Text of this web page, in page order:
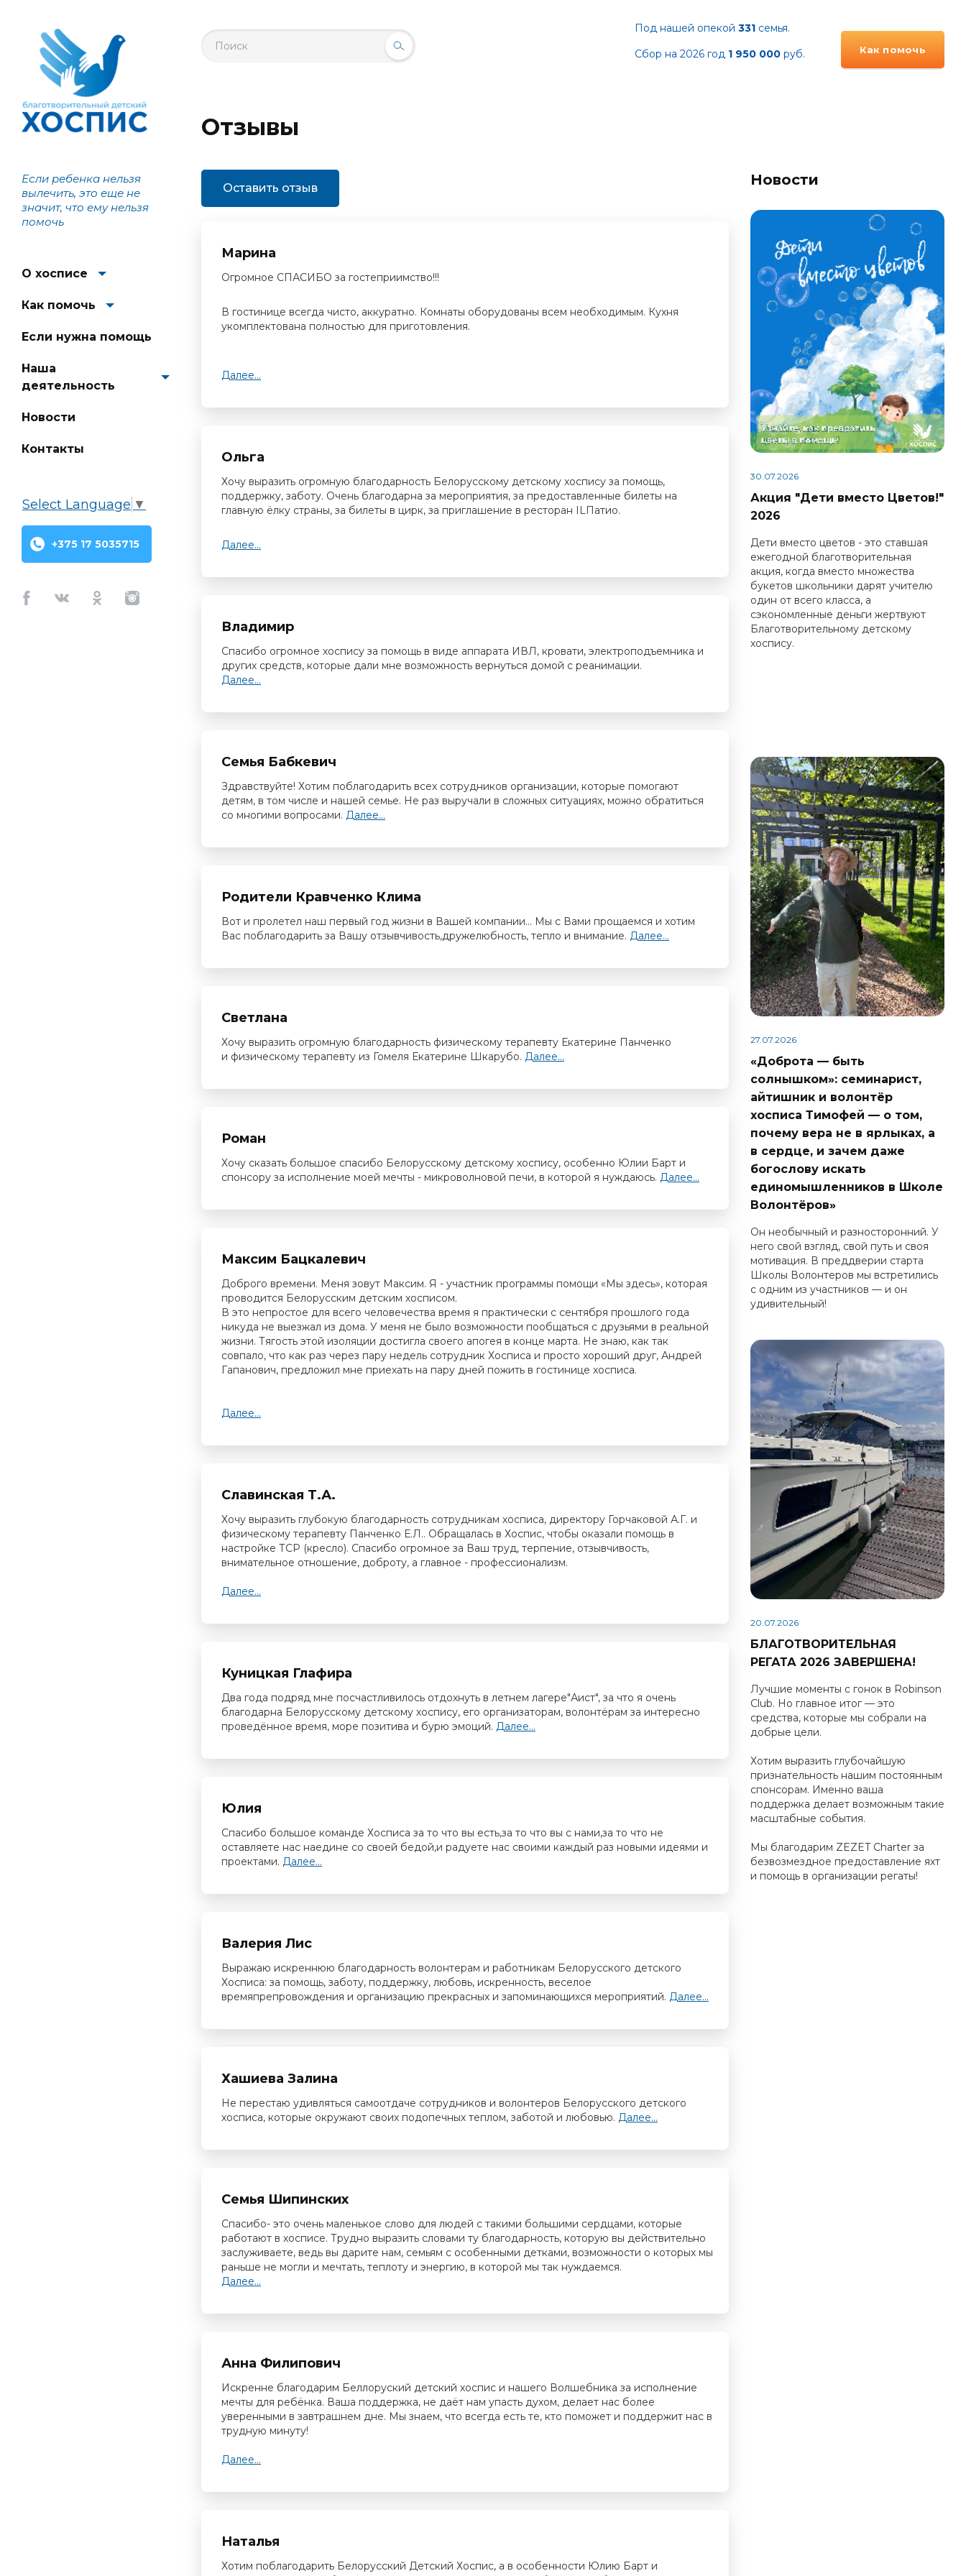
Если ребенка нельзя
вылечить, это еще не
значит, что ему нельзя
помочь
О хосписе
Как помочь
Если нужна помощь
Наша
деятельность
Новости
Контакты
Select Language ▼
+375 17 5035715
FacebookVkontakteOdnoklassnikiInstagram
Под нашей опекой331 семья.
Сбор на 2026 год 1 950 000 руб. Как помочь
Отзывы
Оставить отзыв
Марина
Огромное СПАСИБО за гостеприимство!!!
В гостинице всегда чисто, аккуратно. Комнаты оборудованы всем необходимым. Кухня
укомплектована полностью для приготовления.
Далее...
Ольга
Хочу выразить огромную благодарность Белорусскому детскому хоспису за помощь,
поддержку, заботу. Очень благодарна за мероприятия, за предоставленные билеты на
главную ёлку страны, за билеты в цирк, за приглашение в ресторан ILПатио.
Далее...
Владимир
Спасибо огромное хоспису за помощь в виде аппарата ИВЛ, кровати, электроподъемника и
других средств, которые дали мне возможность вернуться домой с реанимации.
Далее...
Семья Бабкевич
Здравствуйте! Хотим поблагодарить всех сотрудников организации, которые помогают
детям, в том числе и нашей семье. Не раз выручали в сложных ситуациях, можно обратиться
со многими вопросами. Далее...
Родители Кравченко Клима
Вот и пролетел наш первый год жизни в Вашей компании... Мы с Вами прощаемся и хотим
Вас поблагодарить за Вашу отзывчивость,дружелюбность, тепло и внимание. Далее...
Светлана
Хочу выразить огромную благодарность физическому терапевту Екатерине Панченко
и физическому терапевту из Гомеля Екатерине Шкарубо. Далее...
Роман
Хочу сказать большое спасибо Белорусскому детскому хоспису, особенно Юлии Барт и
спонсору за исполнение моей мечты - микроволновой печи, в которой я нуждаюсь. Далее...
Максим Бацкалевич
Доброго времени. Меня зовут Максим. Я - участник программы помощи «Мы здесь», которая
проводится Белорусским детским хосписом.
В это непростое для всего человечества время я практически с сентября прошлого года
никуда не выезжал из дома. У меня не было возможности пообщаться с друзьями в реальной
жизни. Тягость этой изоляции достигла своего апогея в конце марта. Не знаю, как так
совпало, что как раз через пару недель сотрудник Хосписа и просто хороший друг, Андрей
Гапанович, предложил мне приехать на пару дней пожить в гостинице хосписа.
Далее...
Славинская Т.А.
Хочу выразить глубокую благодарность сотрудникам хосписа, директору Горчаковой А.Г. и
физическому терапевту Панченко Е.Л.. Обращалась в Хоспис, чтобы оказали помощь в
настройке ТСР (кресло). Спасибо огромное за Ваш труд, терпение, отзывчивость,
внимательное отношение, доброту, а главное - профессионализм.
Далее...
Куницкая Глафира
Два года подряд мне посчастливилось отдохнуть в летнем лагере"Аист", за что я очень
благодарна Белорусскому детскому хоспису, его организаторам, волонтёрам за интересно
проведённое время, море позитива и бурю эмоций. Далее...
Юлия
Спасибо большое команде Хосписа за то что вы есть,за то что вы с нами,за то что не
оставляете нас наедине со своей бедой,и радуете нас своими каждый раз новыми идеями и
проектами. Далее...
Валерия Лис
Выражаю искреннюю благодарность волонтерам и работникам Белорусского детского
Хосписа: за помощь, заботу, поддержку, любовь, искренность, веселое
времяпрепровождения и организацию прекрасных и запоминающихся мероприятий. Далее...
Хашиева Залина
Не перестаю удивляться самоотдаче сотрудников и волонтеров Белорусского детского
хосписа, которые окружают своих подопечных теплом, заботой и любовью. Далее...
Семья Шипинских
Спасибо- это очень маленькое слово для людей с такими большими сердцами, которые
работают в хосписе. Трудно выразить словами ту благодарность, которую вы действительно
заслуживаете, ведь вы дарите нам, семьям с особенными детками, возможности о которых мы
раньше не могли и мечтать, теплоту и энергию, в которой мы так нуждаемся.
Далее...
Анна Филипович
Искренне благодарим Беллоруский детский хоспис и нашего Волшебника за исполнение
мечты для ребёнка. Ваша поддержка, не даёт нам упасть духом, делает нас более
уверенными в завтрашнем дне. Мы знаем, что всегда есть те, кто поможет и поддержит нас в
трудную минуту!
Далее...
Наталья
Хотим поблагодарить Белорусский Детский Хоспис, а в особенности Юлию Барт и
Новости
30.07.2026
Акция "Дети вместо Цветов!"
2026
Дети вместо цветов - это ставшая
ежегодной благотворительная
акция, когда вместо множества
букетов школьники дарят учителю
один от всего класса, а
сэкономленные деньги жертвуют
Благотворительному детскому
хоспису.
27.07.2026
«Доброта — быть
солнышком»: семинарист,
айтишник и волонтёр
хосписа Тимофей — о том,
почему вера не в ярлыках, а
в сердце, и зачем даже
богослову искать
единомышленников в Школе
Волонтёров»
Он необычный и разносторонний. У
него свой взгляд, свой путь и своя
мотивация. В преддверии старта
Школы Волонтеров мы встретились
с одним из участников — и он
удивительный!
20.07.2026
БЛАГОТВОРИТЕЛЬНАЯ
РЕГАТА 2026 ЗАВЕРШЕНА!
Лучшие моменты с гонок в Robinson
Club. Но главное итог — это
средства, которые мы собрали на
добрые цели.
Хотим выразить глубочайшую
признательность нашим постоянным
спонсорам. Именно ваша
поддержка делает возможным такие
масштабные события.
Мы благодарим ZEZET Charter за
безвозмездное предоставление яхт
и помощь в организации регаты!